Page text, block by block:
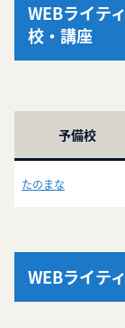
WEBライテ
校・講座
予備校
たのまな
WEBライテ